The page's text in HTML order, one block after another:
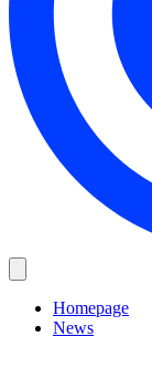
Homepage
News